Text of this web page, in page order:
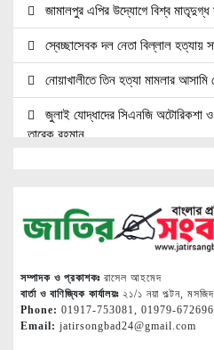
জামালপুর এপির উদ্যোগে বিশ্ব মাতৃদুগ্ধ
স্বেচ্ছাসেবক দল নেতা বিল্লাল হত্যায়
নোয়াখালীতে তিন হত্যা মামলার আসামি
জুলাই যোদ্ধাদের সিএনজি অটোরিকশা ও
তারেক রহমান
নোয়াখালীতে ৯৭৯০ ইয়াবাসহ দুই
নোয়াখালীতে সিএনজিতে ১১ কেজি গাঁজা,
নোয়াখালীতে বিএনপি নেতাকে গুলি,
দলকে সুসংগঠিত ও জনমুখী করতে
শ্রীমঙ্গলের এমপি মুজিবের
সম্পাদক ও প্রকাশকঃ রাসেল আহমেদ
বার্তা ও বাণিজ্যিক কার্যালয়ঃ ২১/১ নয়া পল্টন,
Phone: 01917-753081, 01979-672696
Email: jatirsongbad24@gmail.com